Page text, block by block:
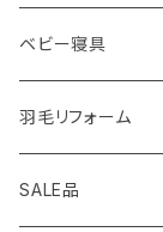
ベビー寝具
羽毛リフォーム
シングル
SALE品